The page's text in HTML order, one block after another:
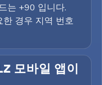
는 +90 입니다.
경우 지역 번호
모바일 앱이